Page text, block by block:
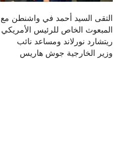
التقى السيد أحمد في واشنطن مع
المبعوث الخاص للرئيس الأمريكي
ريتشارد نورلاند ومساعد نائب
وزير الخارجية جوش هاريس